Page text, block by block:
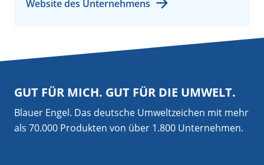
Website des Unternehmens
GUT FÜR MICH. GUT FÜR DIE UMWELT.
Blauer Engel. Das deutsche Umweltzeichen mit mehr
als 70.000 Produkten von über 1.800 Unternehmen.